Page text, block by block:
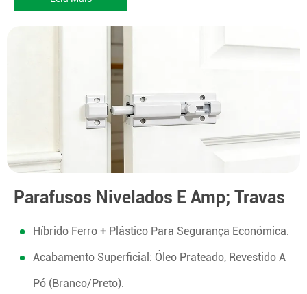
Parafusos Nivelados E Amp; Travas
Híbrido Ferro + Plástico Para Segurança Económica.
Acabamento Superficial: Óleo Prateado, Revestido A
Pó (branco/preto).